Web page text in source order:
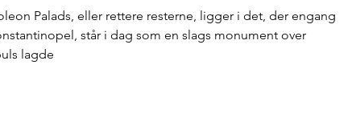
Palads, eller rettere resterne, ligger i det, der engang
står i dag som en slags monument over
lagde